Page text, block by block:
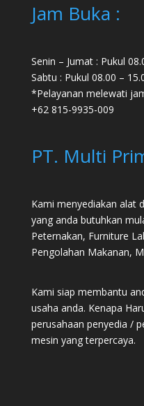
Jam Buka :
Senin – Jumat : Pukul
Sabtu : Pukul 08.00 –
*Pelayanan melewati
+62 815-9935-009
PT. Multi
Kami menyediakan alat
yang anda butuhkan
Peternakan, Furniture
Pengolahan Makanan,
Kami siap membantu
usaha anda. Kenapa
perusahaan penyedia /
mesin yang terpercaya.